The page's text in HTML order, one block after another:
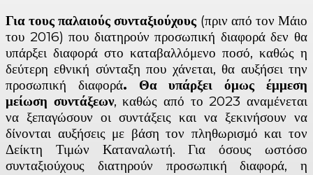
Για τους παλαιούς συνταξιούχους (πριν από τον Μάιο
του 2016) που διατηρούν προσωπική διαφορά δεν θα
υπάρξει διαφορά στο καταβαλλόμενο ποσό, καθώς η
δεύτερη εθνική σύνταξη που χάνεται, θα αυξήσει την
προσωπική διαφορά. Θα υπάρξει όμως έμμεση
μείωση συντάξεων, καθώς από το 2023 αναμένεται
να ξεπαγώσουν οι συντάξεις και να ξεκινήσουν να
δίνονται αυξήσεις με βάση τον πληθωρισμό και τον
Δείκτη Τιμών Καταναλωτή. Για όσους ωστόσο
συνταξιούχους διατηρούν προσωπική διαφορά, η